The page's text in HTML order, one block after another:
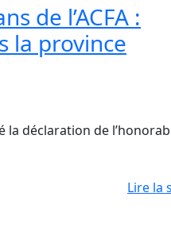
de l’ACFA :
la province
la déclaration de
Lire la